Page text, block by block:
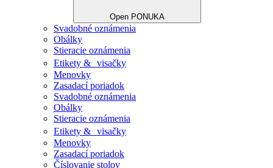
Open PONUKA
Svadobné oznámenia
Obálky
Stieracie oznámenia
Etikety & visačky
Menovky
Zasadací poriadok
Svadobné oznámenia
Obálky
Stieracie oznámenia
Etikety & visačky
Menovky
Zasadací poriadok
Číslovanie stolov